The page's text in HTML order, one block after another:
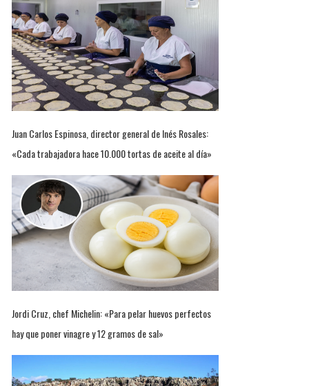
Juan Carlos Espinosa, director general de Inés Rosales:
«Cada trabajadora hace 10.000 tortas de aceite al día»
Jordi Cruz, chef Michelin: «Para pelar huevos perfectos
hay que poner vinagre y 12 gramos de sal»